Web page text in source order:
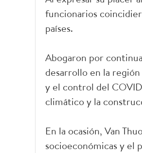
funcionarios
países.
Abogaron por
desarrollo en la
y el control del
climático y la
En la ocasión, Van
socioeconómicas y el